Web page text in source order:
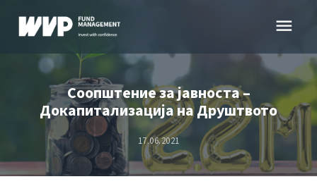
content
menu
Соопштение за јавноста –
Докапитализација на Друштвото
17.06.2021